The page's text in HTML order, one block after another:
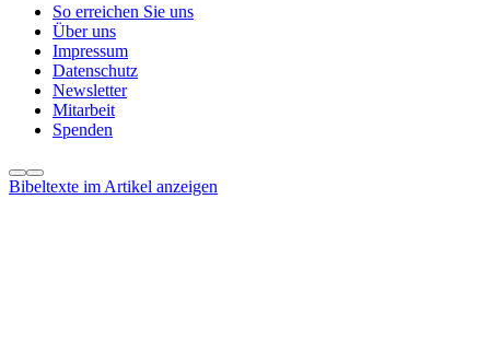
So erreichen Sie uns
Über uns
Impressum
Datenschutz
Newsletter
Mitarbeit
Spenden
Bibeltexte im Artikel anzeigen